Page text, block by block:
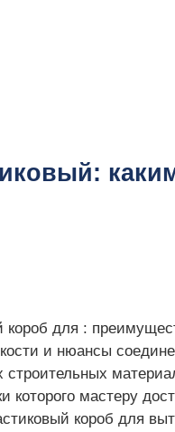
короб для :
и нюансы
которого мастеру
короб для